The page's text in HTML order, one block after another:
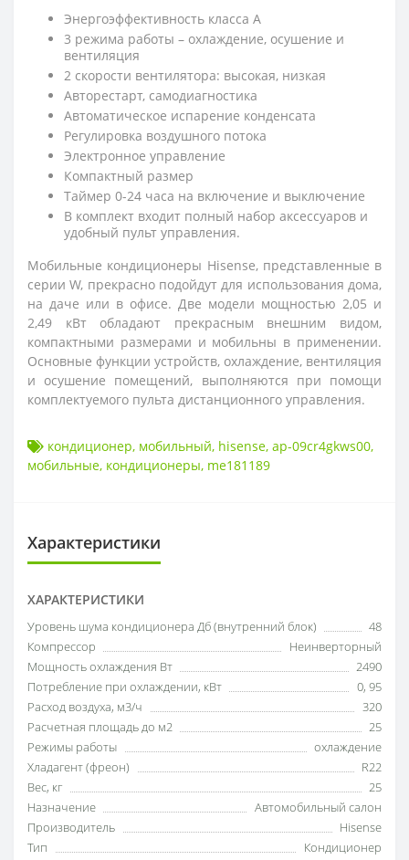
Энергоэффективность класса А
3 режима работы – охлаждение, осушение и
вентиляция
2 скорости вентилятора: высокая, низкая
Авторестарт, самодиагностика
Автоматическое испарение конденсата
Регулировка воздушного потока
Электронное управление
Компактный размер
Таймер 0-24 часа на включение и выключение
В комплект входит полный набор аксессуаров и
удобный пульт управления.
Мобильные кондиционеры Hisense, представленные в
серии W, прекрасно подойдут для использования дома,
на даче или в офисе. Две модели мощностью 2,05 и
2,49 кВт обладают прекрасным внешним видом,
компактными размерами и мобильны в применении.
Основные функции устройств, охлаждение, вентиляция
и осушение помещений, выполняются при помощи
комплектуемого пульта дистанционного управления.
кондиционер, мобильный, hisense, ap-09cr4gkws00,
мобильные, кондиционеры, me181189
Характеристики
ХАРАКТЕРИСТИКИ
Уровень шума кондиционера Дб (внутренний блок)
48
Компрессор
Неинверторный
Мощность охлаждения Вт
2490
Потребление при охлаждении, кВт
0, 95
Расход воздуха, м3/ч
320
Расчетная площадь до м2
25
Режимы работы
охлаждение
Хладагент (фреон)
R22
Вес, кг
25
Назначение
Автомобильный салон
Производитель
Hisense
Тип
Кондиционер